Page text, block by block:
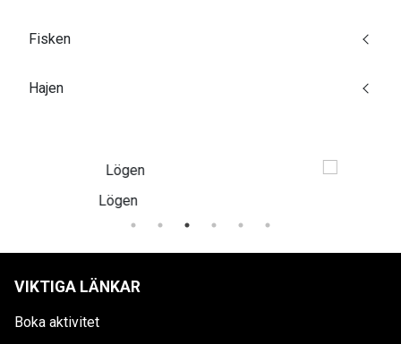
Fisken
Hajen
VIKTIGA LÄNKAR
Boka aktivitet